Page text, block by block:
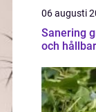
06 augusti
Sanering grunden för säkra
och